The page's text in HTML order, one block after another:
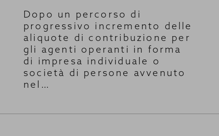
Dopo un percorso di
progressivo incremento delle
aliquote di contribuzione per
gli agenti operanti in forma
di impresa individuale o
società di persone avvenuto
nel…